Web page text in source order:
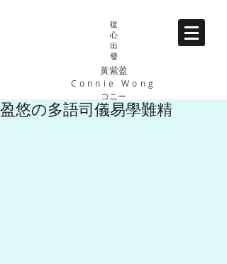
從
心
出
發
黃紫盈
Connie Wong
コニー
盈悠の多語司儀易學難精